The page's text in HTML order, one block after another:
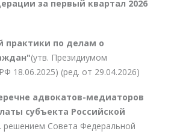
за первый квартал 2026
практики по делам о
(утв. Президиумом
18.06.2025) (ред. от 29.04.2026)
адвокатов-медиаторов
субъекта Российской
решением Совета Федеральной